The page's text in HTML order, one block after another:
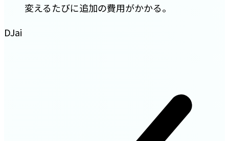
変えるたびに追加の費用がかかる。
DJai